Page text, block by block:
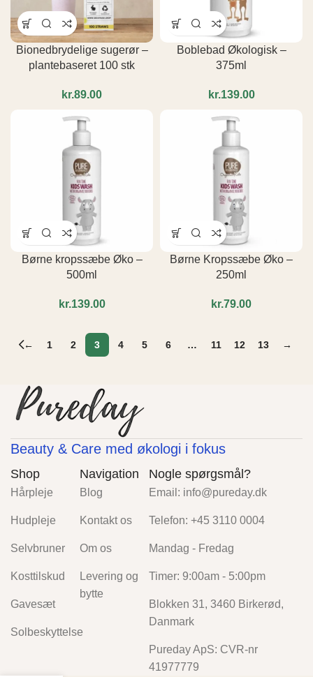
Bionedbrydelige sugerør –
plantebaseret 100 stk
kr.
Boblebad Økologisk –
375ml
kr.
Børne kropssæbe Øko –
500ml
kr.
Børne Kropssæbe Øko –
250ml
kr.
← 1 2 3 4 5 6 … 11 12 13 →
Beauty & Care med økologi i fokus
Shop
Hårpleje
Hudpleje
Selvbruner
Kosttilskud
Gavesæt
Solbeskyttelse
Navigation
Blog
Kontakt os
Om os
Levering og
bytte
Nogle spørgsmål?
Email: info@pureday.dk
Telefon: +45 3110 0004
Mandag - Fredag
Timer: 9:00am - 5:00pm
Blokken 31, 3460 Birkerød,
Danmark
Pureday ApS: CVR-nr
41977779